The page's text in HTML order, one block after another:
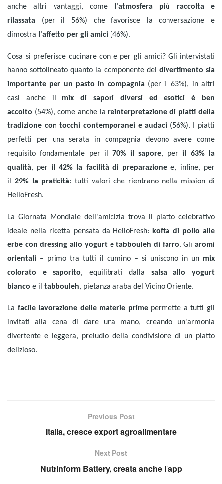
anche altri vantaggi, come
l'atmosfera più raccolta e
rilassata (per il 56%) che favorisce la conversazione e
dimostra
l'affetto per gli amici (46%).
Cosa si preferisce cucinare con e per gli amici? Gli intervistati
hanno sottolineato quanto la componente del divertimento sia
importante per un pasto in compagnia (per il 63%), in altri
casi anche il mix di sapori diversi ed esotici è ben
accolto (54%), come anche lareinterpretazione di piatti della
tradizione con tocchi contemporanei e audaci (56%). I piatti
perfetti per una serata in compagnia devono avere come
requisito fondamentale per il 70% il sapore, peril 63% la
qualità, per il 42% la facilità di preparazione e, infine, per
il 29% la praticità: tutti valori che rientrano nella mission di
HelloFresh.
La Giornata Mondiale dell'amicizia trova il piatto celebrativo
ideale nella ricetta pensata da HelloFresh: kofta di pollo alle
erbe con dressing allo yogurt e tabbouleh di farro. Gliaromi
orientali – primo tra tutti il cumino – si uniscono in un mix
colorato e saporito, equilibrati dalla salsa allo yogurt
bianco e il tabbouleh, pietanza araba del Vicino Oriente.
La facile lavorazione delle materie primepermette a tutti gli
invitati alla cena di dare una mano, creando un'armonia
divertente e leggera, preludio della condivisione di un piatto
delizioso.
Previous Post
Italia, cresce export agroalimentare
Next Post
NutrInform Battery, creata anche l’app